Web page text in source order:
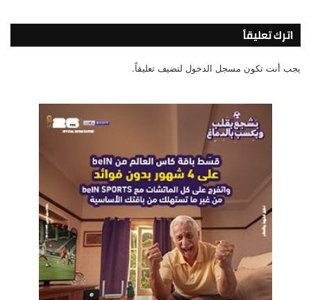
اترك تعليقاً
يجب أنت تكون مسجل الدخول لتضيف تعليقاً.